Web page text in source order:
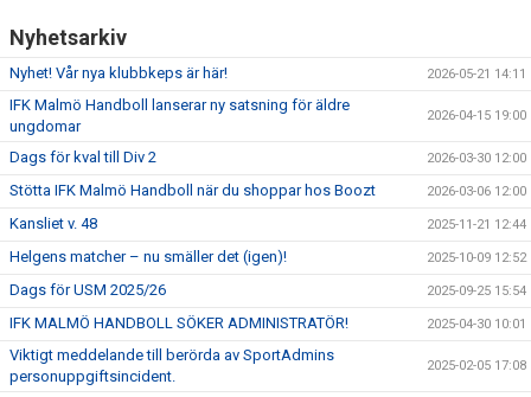
Nyhetsarkiv
Nyhet! Vår nya klubbkeps är här! 2026-05-21 14:11
IFK Malmö Handboll lanserar ny satsning för äldre
ungdomar
2026-04-15 19:00
Dags för kval till Div 2 2026-03-30 12:00
Stötta IFK Malmö Handboll när du shoppar hos Boozt 2026-03-06 12:00
Kansliet v. 48 2025-11-21 12:44
Helgens matcher – nu smäller det (igen)! 2025-10-09 12:52
Dags för USM 2025/26 2025-09-25 15:54
IFK MALMÖ HANDBOLL SÖKER ADMINISTRATÖR! 2025-04-30 10:01
Viktigt meddelande till berörda av SportAdmins
personuppgiftsincident.
2025-02-05 17:08